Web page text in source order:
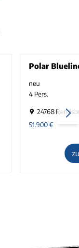
Polar
neu
4 Pers.
24768
51.900€